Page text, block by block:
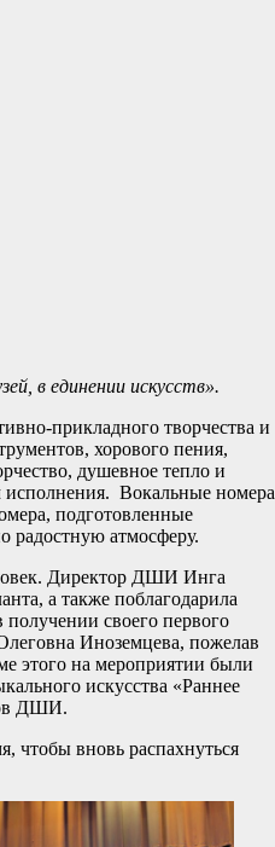
в единении искусств».
прикладного творчества и
хорового пения,
душевное тепло и
исполнения. Вокальные номера
подготовленные
радостную атмосферу.
Директор ДШИ Инга
а также поблагодарила
своего первого
Иноземцева, пожелав
этого на мероприятии были
искусства «Раннее
ДШИ.
чтобы вновь распахнуться